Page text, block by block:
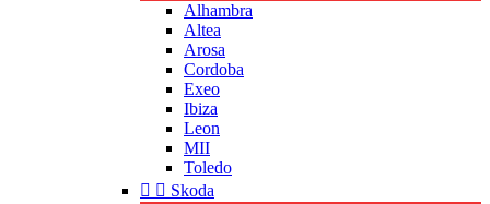
Alhambra
Altea
Arosa
Cordoba
Exeo
Ibiza
Leon
MII
Toledo
  Skoda